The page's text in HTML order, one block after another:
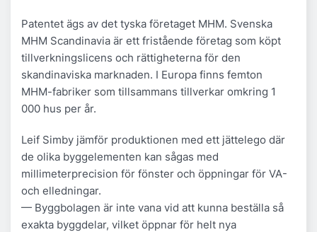
Patentet ägs av det tyska företaget MHM. Svenska
MHM Scandinavia är ett fristående företag som köpt
tillverkningslicens och rättigheterna för den
skandinaviska marknaden. I Europa finns femton
MHM-fabriker som tillsammans tillverkar omkring 1
000 hus per år.
Leif Simby jämför produktionen med ett jättelego där
de olika byggelementen kan sågas med
millimeterprecision för fönster och öppningar för VA-
och elledningar.
— Byggbolagen är inte vana vid att kunna beställa så
exakta byggdelar, vilket öppnar för helt nya